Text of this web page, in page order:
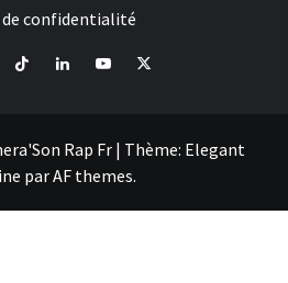
confidentialité
Tiktok LinkedInYoutube
X
Rap Fr | Thème: Elegant
parAF themes.